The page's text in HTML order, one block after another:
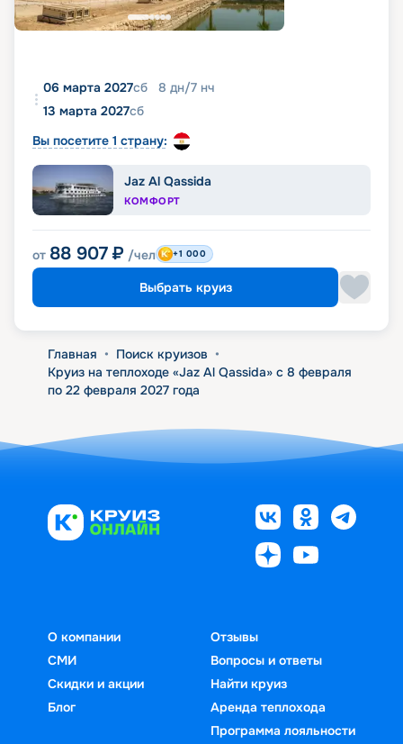
06 марта 2027сб 8 дн/7 нч
13 марта 2027сб
Вы посетите 1 страну:
Jaz Al Qassida
КОМФОРТ
от 88 907 ₽ /чел +1 000
Выбрать круиз
Главная • Поиск круизов •
Круиз на теплоходе «Jaz Al Qassida» с 8 февраля
по 22 февраля 2027 года
О компании
СМИ
Скидки и акции
Блог
Отзывы
Вопросы и ответы
Найти круиз
Аренда теплохода
Программа лояльности